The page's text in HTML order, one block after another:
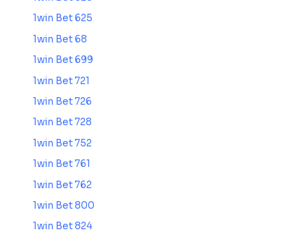
1win Bet 625
1win Bet 68
1win Bet 699
1win Bet 721
1win Bet 726
1win Bet 728
1win Bet 752
1win Bet 761
1win Bet 762
1win Bet 800
1win Bet 824